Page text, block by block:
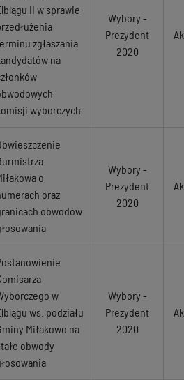
II w sprawie
zgłaszania
na
wyborczych
Wybory -
Prezydent
2020
o
oraz
obwodów
Wybory -
Prezydent
2020
w
ws. podziału
Miłakowo na
obwody
Wybory -
Prezydent
2020